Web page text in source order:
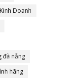
Kinh Doanh
đà nẵng
hãng